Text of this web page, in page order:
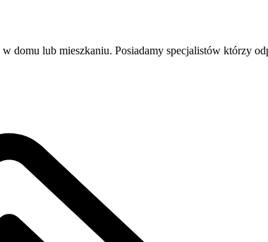
domu lub mieszkaniu. Posiadamy specjalistów którzy